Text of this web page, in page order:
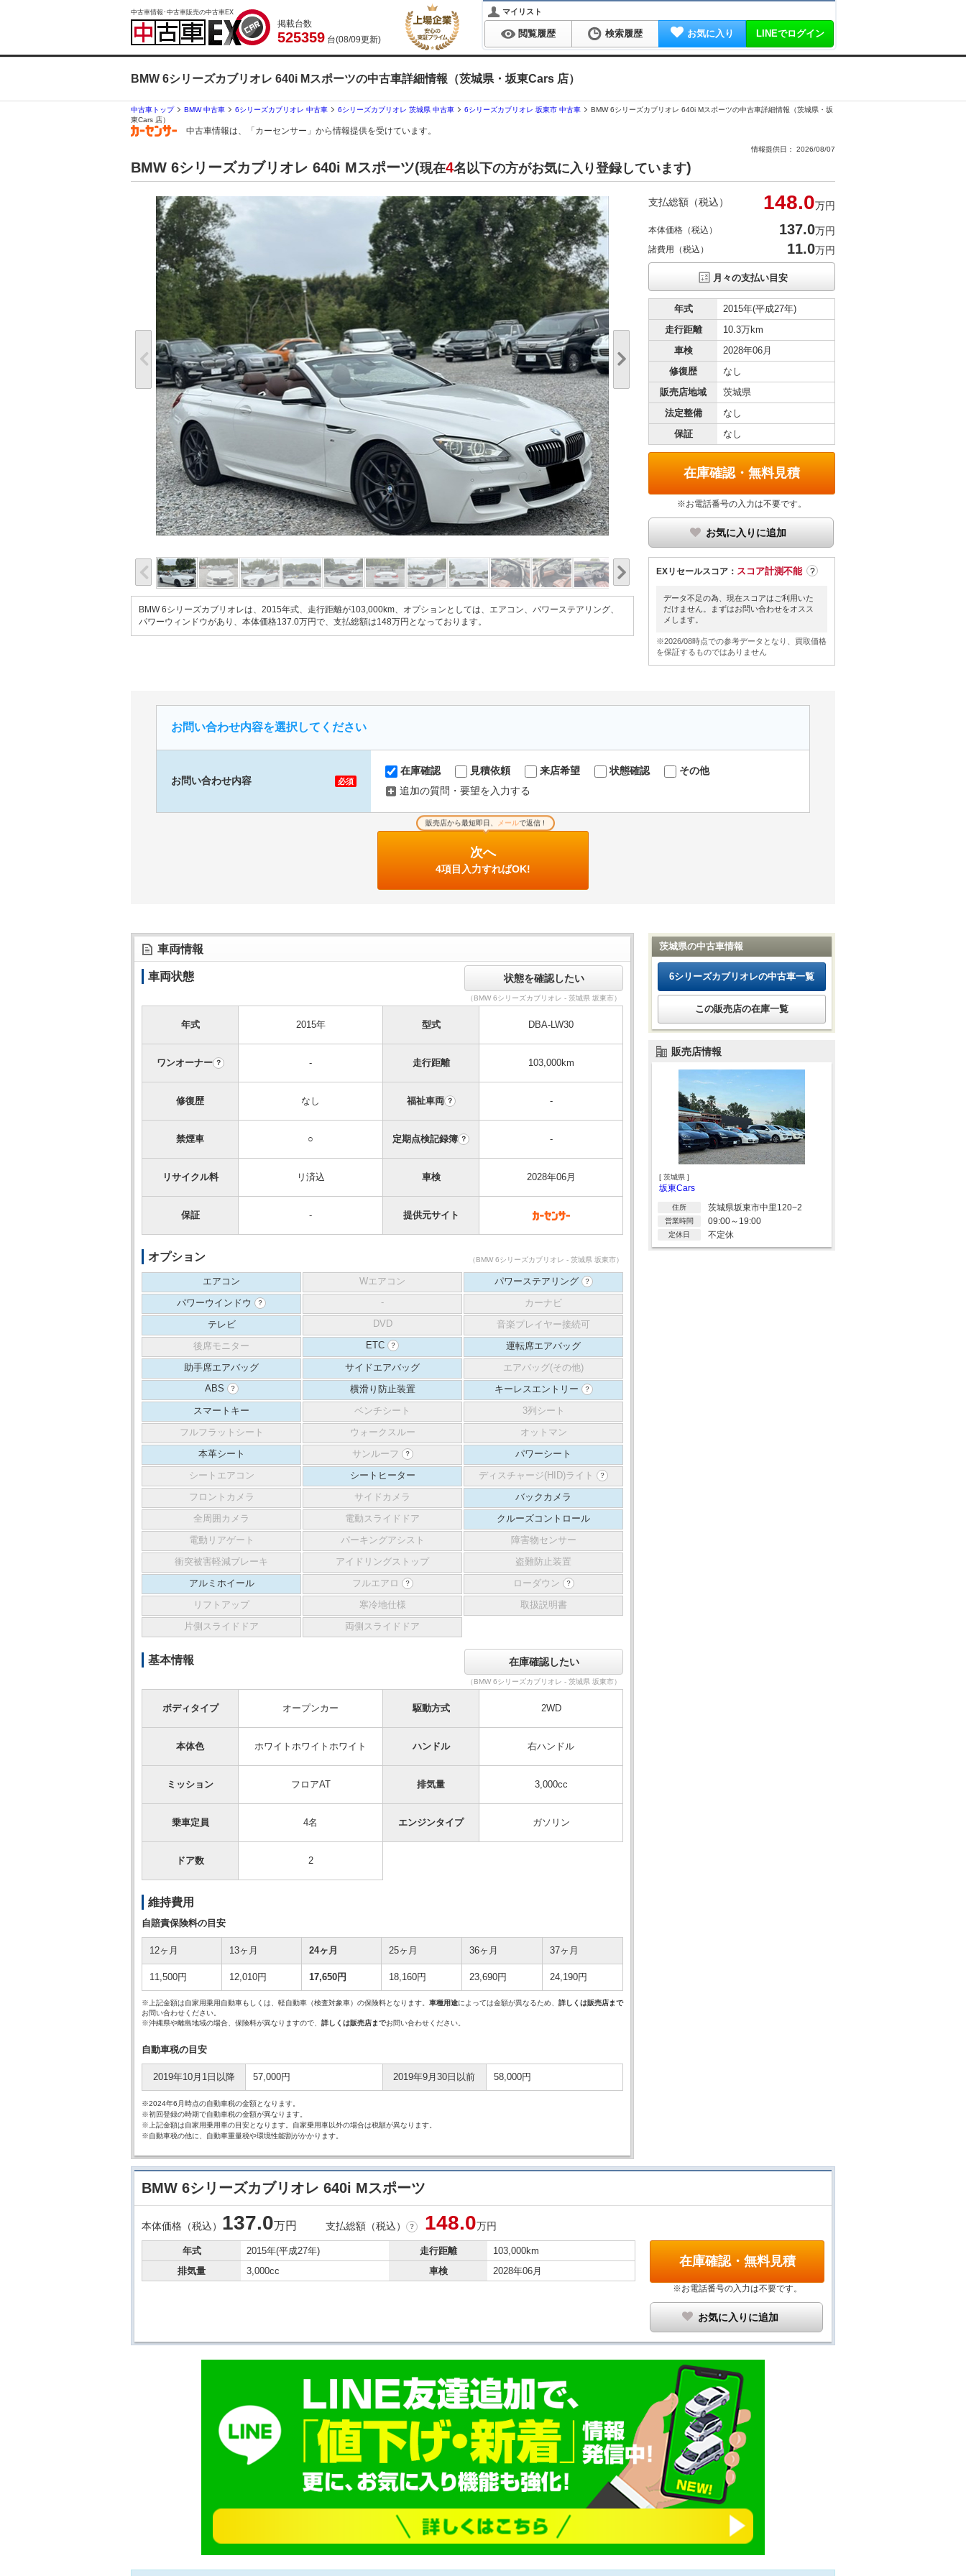
中古車情報･中古車販売の中古車EX
掲載台数
525359 台(08/09更新)
マイリスト
閲覧履歴 検索履歴 お気に入り LINEでログイン
BMW 6シリーズカブリオレ 640i Mスポーツの中古車詳細情報（茨城県・坂東Cars 店）
中古車トップ BMW 中古車 6シリーズカブリオレ 中古車 6シリーズカブリオレ 茨城県 中古車 6シリーズカブリオレ 坂東市 中古車
BMW 6シリーズカブリオレ 640i Mスポーツの中古車詳細情報（茨城県・坂
東Cars 店）
中古車情報は、「カーセンサー」から情報提供を受けています。
情報提供日： 2026/08/07
BMW 6シリーズカブリオレ 640i Mスポーツ(現在4名以下の方がお気に入り登録しています)
BMW 6シリーズカブリオレは、2015年式、走行距離が103,000km、オプションとしては、エアコン、パワーステアリング、
パワーウィンドウがあり、本体価格137.0万円で、支払総額は148万円となっております。
支払総額（税込） 148.0万円
本体価格（税込） 137.0万円
諸費用（税込） 11.0万円
月々の支払い目安
年式
2015年(平成27年)
走行距離
10.3万km
車検
2028年06月
修復歴
なし
販売店地域
茨城県
法定整備
なし
保証
なし
在庫確認・無料見積
※お電話番号の入力は不要です。
お気に入りに追加
EXリセールスコア： スコア計測不能 ?
データ不足の為、現在スコアはご利用いた
だけません。まずはお問い合わせをオスス
メします。
※2026/08時点での参考データとなり、買取価格
を保証するものではありません
お問い合わせ内容を選択してください
お問い合わせ内容 必須
在庫確認 見積依頼 来店希望 状態確認
その他
追加の質問・要望を入力する
次へ
4項目入力すればOK!
販売店から最短即日、 メール で返信 !
車両情報
車両状態
（BMW 6シリーズカブリオレ - 茨城県 坂東市）
年式 2015年 型式 DBA-LW30
ワンオーナー ？ - 走行距離 103,000km
修復歴 なし 福祉車両 ？ -
禁煙車 ○ 定期点検記録簿 ？ -
リサイクル料 リ済込 車検 2028年06月
保証 - 提供元サイト
オプション （BMW 6シリーズカブリオレ - 茨城県 坂東市）
エアコン Wエアコン パワーステアリング ？
パワーウインドウ ？ -
カーナビ
テレビ
DVD
音楽プレイヤー接続可
後席モニター
ETC ？
運転席エアバッグ
助手席エアバッグ
サイドエアバッグ
エアバッグ(その他)
ABS
？ 横滑り防止装置 キーレスエントリー ？
スマートキー ベンチシート
3列シート
フルフラットシート
ウォークスルー
オットマン
本革シート
サンルーフ ？
パワーシート
シートエアコン
シートヒーター ディスチャージ(HID)ライト ？
フロントカメラ サイドカメラ
バックカメラ
全周囲カメラ
電動スライドドア
クルーズコントロール
電動リアゲート
パーキングアシスト
障害物センサー
衝突被害軽減ブレーキ
アイドリングストップ
盗難防止装置
アルミホイール
フルエアロ ？ ローダウン ？
リフトアップ 寒冷地仕様
取扱説明書
片側スライドドア
両側スライドドア
基本情報
（BMW 6シリーズカブリオレ - 茨城県 坂東市）
ボディタイプ オープンカー 駆動方式 2WD
本体色 ホワイトホワイトホワイト ハンドル 右ハンドル
ミッション フロアAT 排気量 3,000cc
乗車定員 4名 エンジンタイプ ガソリン
ドア数 2
維持費用
自賠責保険料の目安
12ヶ月 13ヶ月 24ヶ月 25ヶ月 36ヶ月 37ヶ月
11,500円 12,010円 17,650円 18,160円 23,690円 24,190円
※上記金額は自家用乗用自動車もしくは、軽自動車（検査対象車）の保険料となります。 車種用途によっては金額が異なるため、 詳しくは販売店まで
お問い合わせください。
※沖縄県や離島地域の場合、保険料が異なりますので、 詳しくは販売店までお問い合わせください。
自動車税の目安
2019年10月1日以降 57,000円 2019年9月30日以前 58,000円
※2024年6月時点の自動車税の金額となります。
※初回登録の時期で自動車税の金額が異なります。
※上記金額は自家用乗用車の目安となります。自家乗用車以外の場合は税額が異なります。
※自動車税の他に、自動車重量税や環境性能割がかかります。
茨城県の中古車情報
6シリーズカブリオレの中古車一覧
この販売店の在庫一覧
販売店情報
[ 茨城県 ]
坂東Cars
住所 茨城県坂東市中里120−2
営業時間 09:00～19:00
定休日 不定休
BMW 6シリーズカブリオレ 640i Mスポーツ
本体価格（税込） 137.0万円 支払総額（税込） ？ 148.0万円
年式 2015年(平成27年) 走行距離
103,000km
排気量
3,000cc 車検 2028年06月
在庫確認・無料見積
※お電話番号の入力は不要です。
お気に入りに追加